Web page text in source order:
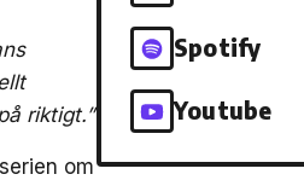
riktigt.”
om
Spotify
Youtube